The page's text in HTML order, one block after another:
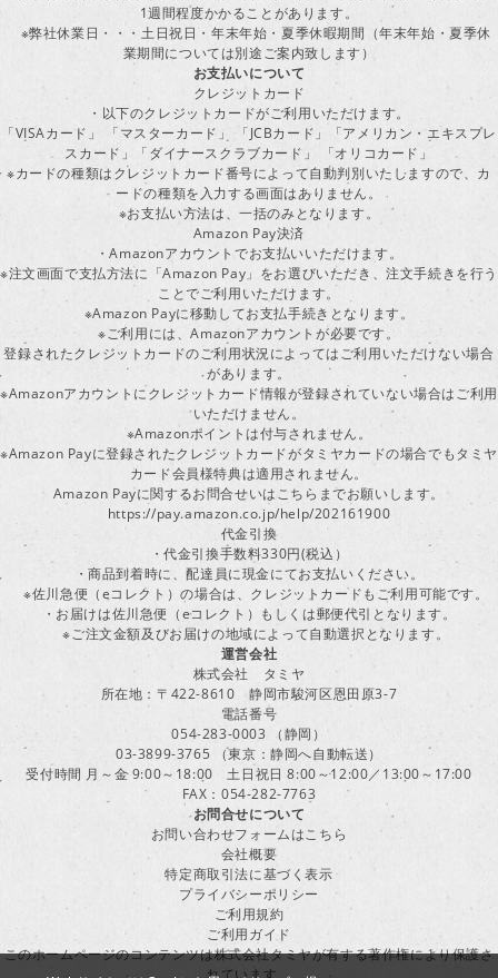
1週間程度かかることがあります。
※弊社休業日・・・土日祝日・年末年始・夏季休暇期間（年末年始・夏季休
業期間については別途ご案内致します）
お支払いについて
クレジットカード
・以下のクレジットカードがご利用いただけます。
「VISAカード」 「マスターカード」 「JCBカード」「アメリカン・エキスプレ
スカード」「ダイナースクラブカード」 「オリコカード」
※カードの種類はクレジットカード番号によって自動判別いたしますので、カ
ードの種類を入力する画面はありません。
※お支払い方法は、一括のみとなります。
Amazon Pay決済
・Amazonアカウントでお支払いいただけます。
※注文画面で支払方法に「Amazon Pay」をお選びいただき、注文手続きを行う
ことでご利用いただけます。
※Amazon Payに移動してお支払手続きとなります。
※ご利用には、Amazonアカウントが必要です。
登録されたクレジットカードのご利用状況によってはご利用いただけない場合
があります。
※Amazonアカウントにクレジットカード情報が登録されていない場合はご利用
いただけません。
※Amazonポイントは付与されません。
※Amazon Payに登録されたクレジットカードがタミヤカードの場合でもタミヤ
カード会員様特典は適用されません。
Amazon Payに関するお問合せいはこちらまでお願いします。
https://pay.amazon.co.jp/help/202161900
代金引換
・代金引換手数料330円(税込）
・商品到着時に、配達員に現金にてお支払いください。
※佐川急便（eコレクト）の場合は、クレジットカードもご利用可能です。
・お届けは佐川急便（eコレクト）もしくは郵便代引となります。
※ご注文金額及びお届けの地域によって自動選択となります。
運営会社
株式会社 タミヤ
所在地：〒422-8610 静岡市駿河区恩田原3-7
電話番号
054-283-0003 （静岡）
03-3899-3765 （東京：静岡へ自動転送）
受付時間 月～金 9:00～18:00 土日祝日 8:00～12:00／13:00～17:00
FAX：054-282-7763
お問合せについて
お問い合わせフォームはこちら
会社概要
特定商取引法に基づく表示
プライバシーポリシー
ご利用規約
ご利用ガイド
このホームページのコンテンツは株式会社タミヤが有する著作権により保護さ
れています。